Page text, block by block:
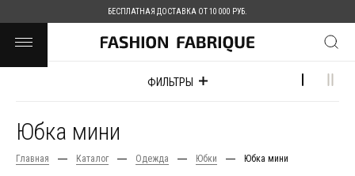
БЕСПЛАТНАЯ ДОСТАВКА ОТ 10 000 РУБ.
Главная Каталог Одежда Юбки Юбка мини
Юбка мини
ФИЛЬТРЫ